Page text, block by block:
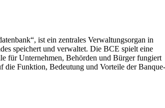
ist ein zentrales Verwaltungsorgan in
speichert und verwaltet. Die BCE spielt eine
für Unternehmen, Behörden und Bürger fungiert
Funktion, Bedeutung und Vorteile der Banque-